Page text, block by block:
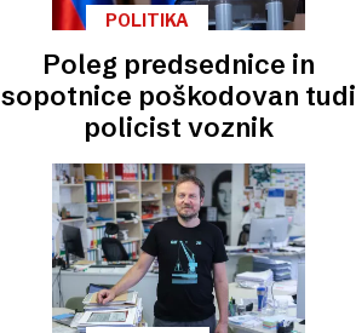
POLITIKA
Poleg predsednice in
sopotnice poškodovan tudi
policist voznik